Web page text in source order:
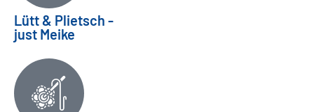
Lütt & Plietsch -
just Meike